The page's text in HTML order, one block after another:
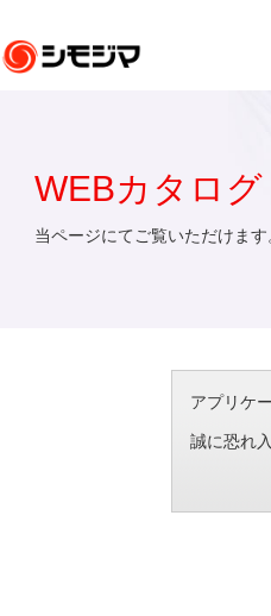
WEBカタログ
当ページにてご覧いただけます
アプリケ
誠に恐れ